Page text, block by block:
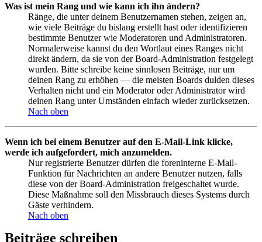
Was ist mein Rang und wie kann ich ihn ändern?
Ränge, die unter deinem Benutzernamen stehen, zeigen an,
wie viele Beiträge du bislang erstellt hast oder identifizieren
bestimmte Benutzer wie Moderatoren und Administratoren.
Normalerweise kannst du den Wortlaut eines Ranges nicht
direkt ändern, da sie von der Board-Administration festgelegt
wurden. Bitte schreibe keine sinnlosen Beiträge, nur um
deinen Rang zu erhöhen — die meisten Boards dulden dieses
Verhalten nicht und ein Moderator oder Administrator wird
deinen Rang unter Umständen einfach wieder zurücksetzen.
Nach oben
Wenn ich bei einem Benutzer auf den E-Mail-Link klicke,
werde ich aufgefordert, mich anzumelden.
Nur registrierte Benutzer dürfen die foreninterne E-Mail-
Funktion für Nachrichten an andere Benutzer nutzen, falls
diese von der Board-Administration freigeschaltet wurde.
Diese Maßnahme soll den Missbrauch dieses Systems durch
Gäste verhindern.
Nach oben
Beiträge schreiben